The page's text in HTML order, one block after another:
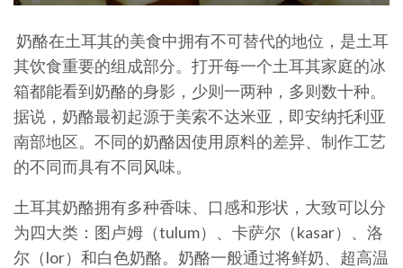
奶酪在土耳其的美食中拥有不可替代的地位，是土耳
其饮食重要的组成部分。打开每一个土耳其家庭的冰
箱都能看到奶酪的身影，少则一两种，多则数十种。
据说，奶酪最初起源于美索不达米亚，即安纳托利亚
南部地区。不同的奶酪因使用原料的差异、制作工艺
的不同而具有不同风味。
土耳其奶酪拥有多种香味、口感和形状，大致可以分
为四大类：图卢姆（tulum）、卡萨尔（kasar）、洛
尔（lor）和白色奶酪。奶酪一般通过将鲜奶、超高温